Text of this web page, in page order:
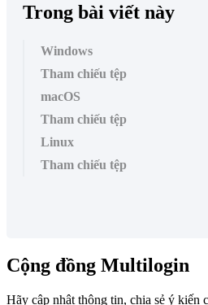
Trong bài viết này
Windows
Tham chiếu tệp
macOS
Tham chiếu tệp
Linux
Tham chiếu tệp
Cộng đồng Multilogin
Hãy cập nhật thông tin, chia sẻ ý kiến